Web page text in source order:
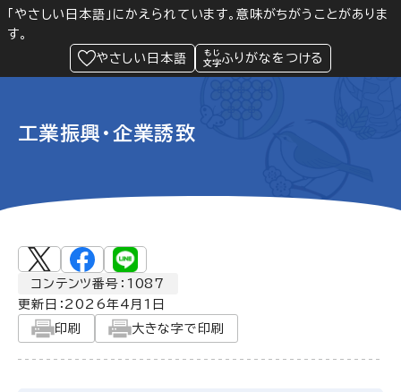
「やさしい日本語」にかえられています。意味がちがうことがありま
す。
やさしい日本語
ふりがなをつける
Language 閲覧支援
緊急情報
工業振興・企業誘致
コンテンツ番号：1087
更新日： 2026年4月1日
印刷
大きな字で印刷